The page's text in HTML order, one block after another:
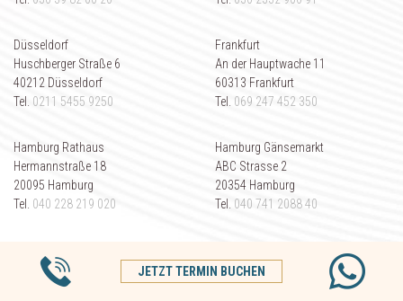
JETZT TERMIN BUCHEN
Düsseldorf
Huschberger Straße 6
40212 Düsseldorf
Tel. 0211 5455 9250
Frankfurt
An der Hauptwache 11
60313 Frankfurt
Tel. 069 247 452 350
Hamburg Rathaus
Hermannstraße 18
20095 Hamburg
Tel. 040 228 219 020
Hamburg Gänsemarkt
ABC Strasse 2
20354 Hamburg
Tel. 040 741 2088 40
Barmbeker Straße 183
22299 Hamburg
Glockengasse 2A
50667 Köln